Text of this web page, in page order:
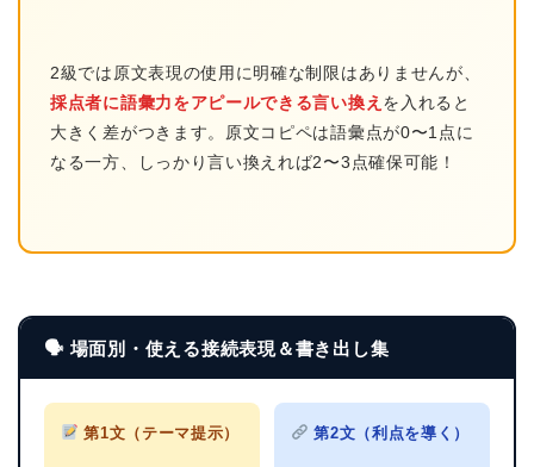
2級では原文表現の使用に明確な制限はありませんが、
採点者に語彙力をアピールできる言い換え を入れると
大きく差がつきます。原文コピペは語彙点が0〜1点に
なる一方、しっかり言い換えれば2〜3点確保可能！
🗣 場面別・使える接続表現＆書き出し集
第1文（テーマ提示） 第2文（利点を導く）